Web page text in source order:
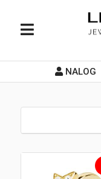
Početna
Prodavnice
NALOG